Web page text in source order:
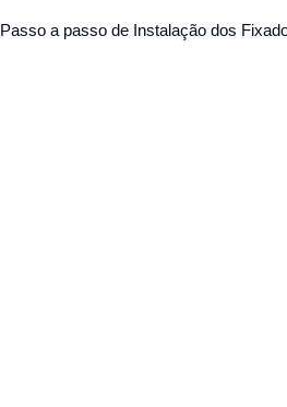
Passo a passo de Instalação dos